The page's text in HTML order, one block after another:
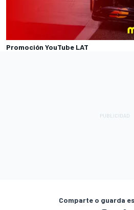
Promoción YouTube LAT
Comparte o guarda